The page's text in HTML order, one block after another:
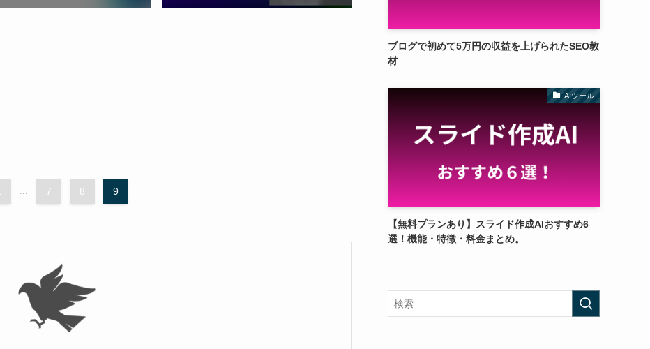
7 8 9
ブログで初めて5万円の収益を上げられたSEO教
材
AIツール
【無料プランあり】スライド作成AIおすすめ6
選！機能・特徴・料金まとめ。